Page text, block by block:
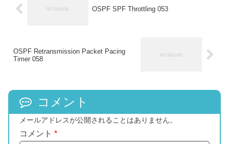
OSPF SPF Throttling 053
OSPF Retransmission Packet Pacing
Timer 058
コメント
メールアドレスが公開されることはありません。
コメント *